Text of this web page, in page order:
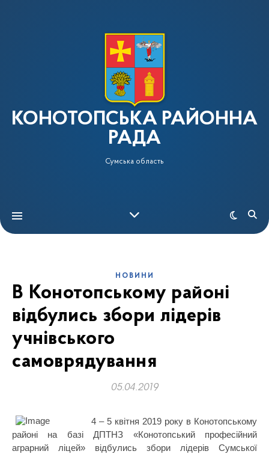
КОНОТОПСЬКА РАЙОННА
РАДА
Сумська область
НОВИНИ
В Конотопському районі
відбулись збори лідерів
учнівського
самоврядування
05.04.2019
4 – 5 квітня 2019 року в Конотопському
районі на базі ДПТНЗ «Конотопський професійний
аграрний ліцей» відбулись збори лідерів Сумської